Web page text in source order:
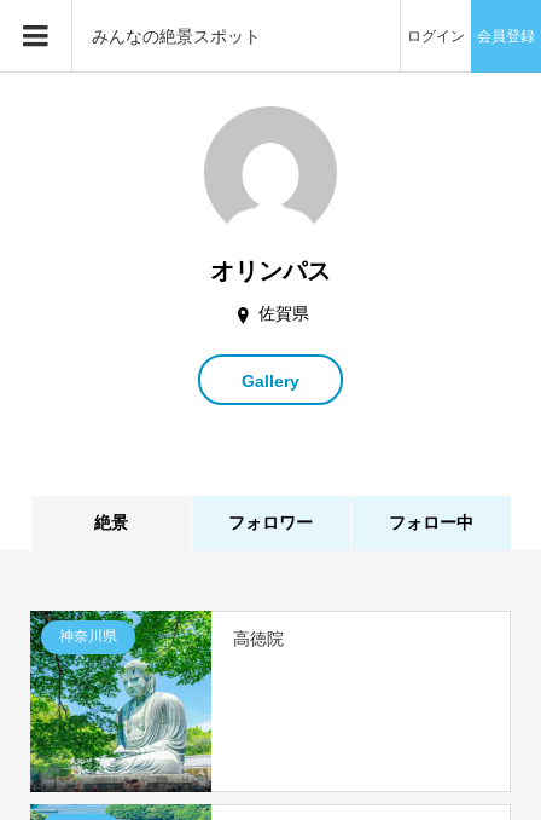
みんなの絶景スポット ログイン 会員登録
オリンパス
佐賀県
Gallery
絶景 1503件
フォロワー 5人
フォロー中
神奈川県 高徳院